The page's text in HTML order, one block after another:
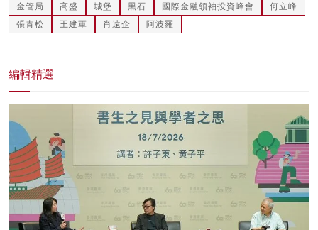
金管局 高盛 城堡 黑石 國際金融領袖投資峰會
何立峰
張青松
王建軍 肖遠企 阿波羅
編輯精選